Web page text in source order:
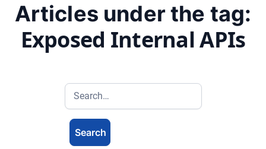
Articles under the tag:
Exposed Internal APIs